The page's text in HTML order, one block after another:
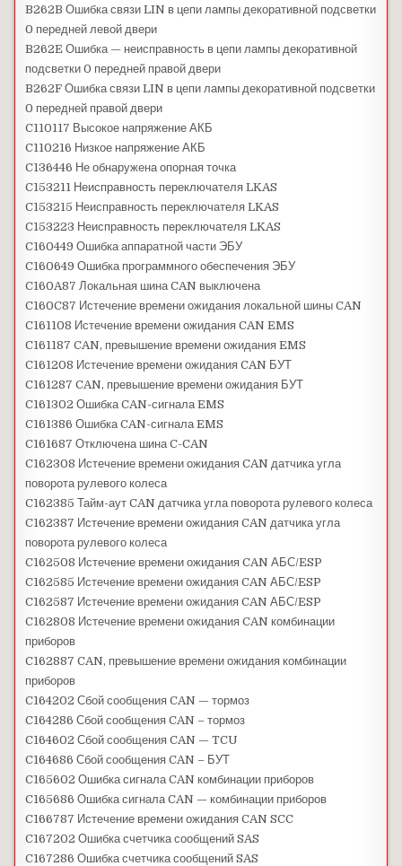
B262B Ошибка связи LIN в цепи лампы декоративной подсветки
0 передней левой двери
B262E Ошибка — неисправность в цепи лампы декоративной
подсветки 0 передней правой двери
B262F Ошибка связи LIN в цепи лампы декоративной подсветки
0 передней правой двери
C110117 Высокое напряжение АКБ
C110216 Низкое напряжение АКБ
C136446 Не обнаружена опорная точка
C153211 Неисправность переключателя LKAS
C153215 Неисправность переключателя LKAS
C153223 Неисправность переключателя LKAS
C160449 Ошибка аппаратной части ЭБУ
C160649 Ошибка программного обеспечения ЭБУ
C160A87 Локальная шина CAN выключена
C160C87 Истечение времени ожидания локальной шины CAN
C161108 Истечение времени ожидания CAN EMS
C161187 CAN, превышение времени ожидания EMS
C161208 Истечение времени ожидания CAN БУТ
C161287 CAN, превышение времени ожидания БУТ
C161302 Ошибка CAN-сигнала EMS
C161386 Ошибка CAN-сигнала EMS
C161687 Отключена шина C-CAN
C162308 Истечение времени ожидания CAN датчика угла
поворота рулевого колеса
C162385 Тайм-аут CAN датчика угла поворота рулевого колеса
C162387 Истечение времени ожидания CAN датчика угла
поворота рулевого колеса
C162508 Истечение времени ожидания CAN АБС/ESP
C162585 Истечение времени ожидания CAN АБС/ESP
C162587 Истечение времени ожидания CAN АБС/ESP
C162808 Истечение времени ожидания CAN комбинации
приборов
C162887 CAN, превышение времени ожидания комбинации
приборов
C164202 Сбой сообщения CAN — тормоз
C164286 Сбой сообщения CAN – тормоз
C164602 Сбой сообщения CAN — TCU
C164686 Сбой сообщения CAN – БУТ
C165602 Ошибка сигнала CAN комбинации приборов
C165686 Ошибка сигнала CAN — комбинации приборов
C166787 Истечение времени ожидания CAN SCC
C167202 Ошибка счетчика сообщений SAS
C167286 Ошибка счетчика сообщений SAS